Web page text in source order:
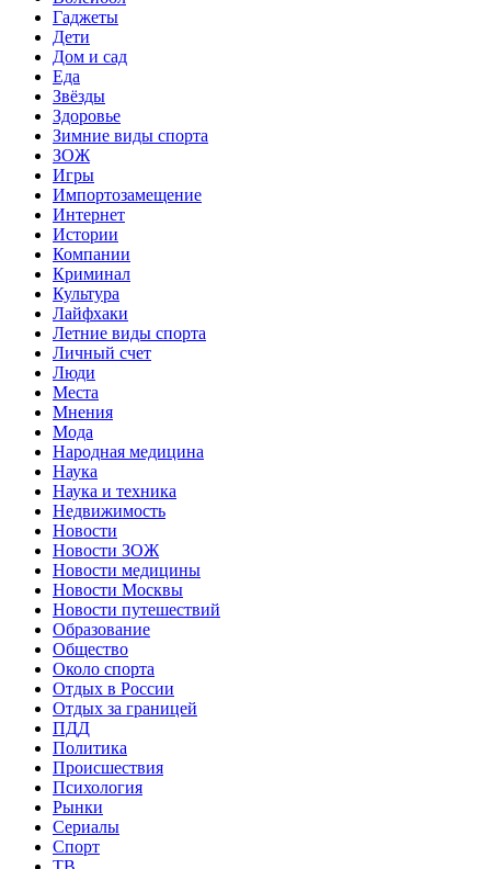
Гаджеты
Дети
Дом и сад
Еда
Звёзды
Здоровье
Зимние виды спорта
ЗОЖ
Игры
Импортозамещение
Интернет
Истории
Компании
Криминал
Культура
Лайфхаки
Летние виды спорта
Личный счет
Люди
Места
Мнения
Мода
Народная медицина
Наука
Наука и техника
Недвижимость
Новости
Новости ЗОЖ
Новости медицины
Новости Москвы
Новости путешествий
Образование
Общество
Около спорта
Отдых в России
Отдых за границей
ПДД
Политика
Происшествия
Психология
Рынки
Сериалы
Спорт